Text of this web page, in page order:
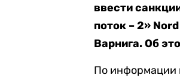
ввести
поток – 2»
Варнига. Об
По информации